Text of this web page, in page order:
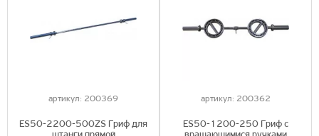
артикул: 200369
ES50-2200-500ZS Гриф для
артикул: 200362
ES50-1200-250 Гриф с